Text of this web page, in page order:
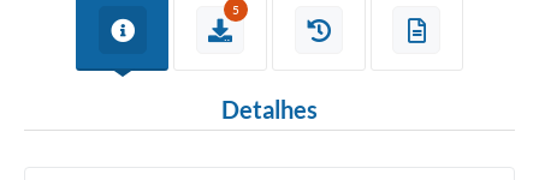
5
Detalhes